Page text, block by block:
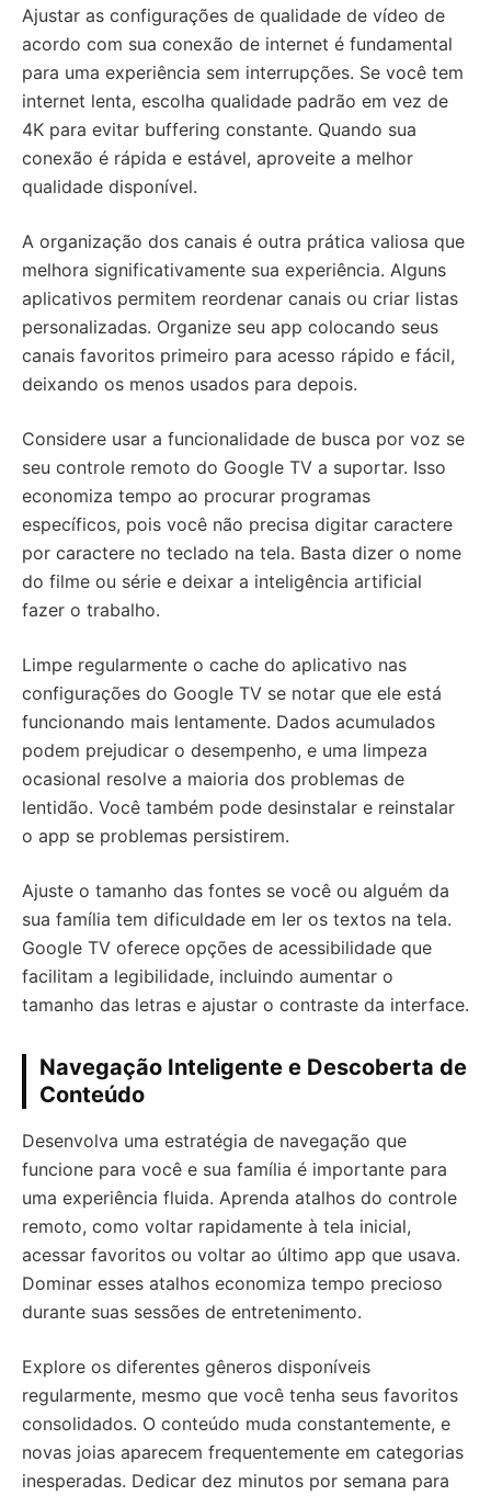
Ajustar as configurações de qualidade de vídeo de
acordo com sua conexão de internet é fundamental
para uma experiência sem interrupções. Se você tem
internet lenta, escolha qualidade padrão em vez de
4K para evitar buffering constante. Quando sua
conexão é rápida e estável, aproveite a melhor
qualidade disponível.
A organização dos canais é outra prática valiosa que
melhora significativamente sua experiência. Alguns
aplicativos permitem reordenar canais ou criar listas
personalizadas. Organize seu app colocando seus
canais favoritos primeiro para acesso rápido e fácil,
deixando os menos usados para depois.
Considere usar a funcionalidade de busca por voz se
seu controle remoto do Google TV a suportar. Isso
economiza tempo ao procurar programas
específicos, pois você não precisa digitar caractere
por caractere no teclado na tela. Basta dizer o nome
do filme ou série e deixar a inteligência artificial
fazer o trabalho.
Limpe regularmente o cache do aplicativo nas
configurações do Google TV se notar que ele está
funcionando mais lentamente. Dados acumulados
podem prejudicar o desempenho, e uma limpeza
ocasional resolve a maioria dos problemas de
lentidão. Você também pode desinstalar e reinstalar
o app se problemas persistirem.
Ajuste o tamanho das fontes se você ou alguém da
sua família tem dificuldade em ler os textos na tela.
Google TV oferece opções de acessibilidade que
facilitam a legibilidade, incluindo aumentar o
tamanho das letras e ajustar o contraste da interface.
Navegação Inteligente e Descoberta de
Conteúdo
Desenvolva uma estratégia de navegação que
funcione para você e sua família é importante para
uma experiência fluida. Aprenda atalhos do controle
remoto, como voltar rapidamente à tela inicial,
acessar favoritos ou voltar ao último app que usava.
Dominar esses atalhos economiza tempo precioso
durante suas sessões de entretenimento.
Explore os diferentes gêneros disponíveis
regularmente, mesmo que você tenha seus favoritos
consolidados. O conteúdo muda constantemente, e
novas joias aparecem frequentemente em categorias
inesperadas. Dedicar dez minutos por semana para